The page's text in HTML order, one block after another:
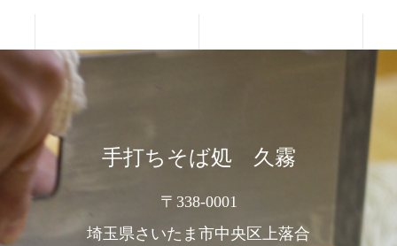
手打ちそば処 久霧
〒338-0001
埼玉県さいたま市中央区上落合